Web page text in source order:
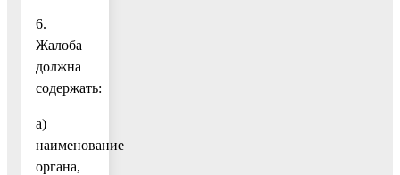
6.
Жалоба
должна
содержать:
а)
наименование
органа,